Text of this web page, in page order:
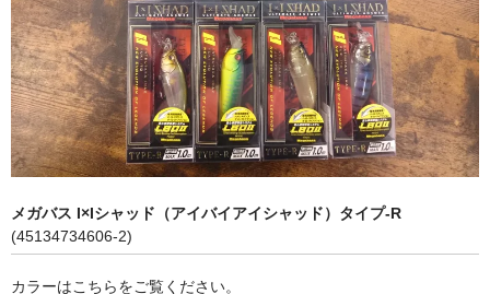
メガバス I×Iシャッド（アイバイアイシャッド）タイプ-R
(45134734606-2)
カラーはこちらをご覧ください。